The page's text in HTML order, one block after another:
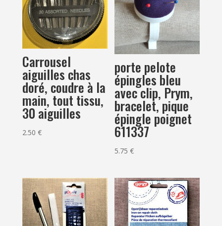
Carrousel
aiguilles chas
doré, coudre à la
main, tout tissu,
30 aiguilles
2.50 €
porte pelote
épingles bleu
avec clip, Prym,
bracelet, pique
épingle poignet
611337
5.75€